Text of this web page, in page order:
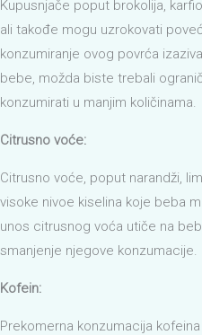
Kupusnjače poput brokolija,
ali takođe mogu uzrokovati
konzumiranje ovog povrća
bebe, možda biste trebali
konzumirati u manjim količinama.
Citrusno voće:
Citrusno voće, poput narandži,
visoke nivoe kiselina koje beba
unos citrusnog voća utiče na
smanjenje njegove konzumacije.
Kofein:
Prekomerna konzumacija